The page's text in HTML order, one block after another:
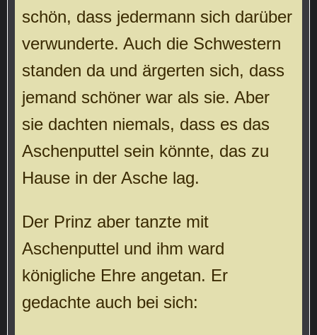
schön, dass jedermann sich darüber
verwunderte. Auch die Schwestern
standen da und ärgerten sich, dass
jemand schöner war als sie. Aber
sie dachten niemals, dass es das
Aschenputtel sein könnte, das zu
Hause in der Asche lag.
Der Prinz aber tanzte mit
Aschenputtel und ihm ward
königliche Ehre angetan. Er
gedachte auch bei sich: